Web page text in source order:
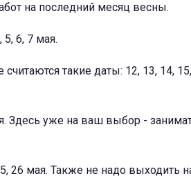
на последний месяц весны.
5, 6, 7 мая.
такие даты: 12, 13, 14,
Здесь уже на ваш выбор -
26 мая. Также не надо выходить